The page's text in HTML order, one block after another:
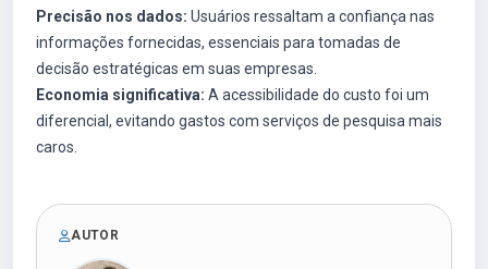
Precisão nos dados: Usuários ressaltam a confiança nas
informações fornecidas, essenciais para tomadas de
decisão estratégicas em suas empresas.
Economia significativa: A acessibilidade do custo foi um
diferencial, evitando gastos com serviços de pesquisa mais
caros.
AUTOR